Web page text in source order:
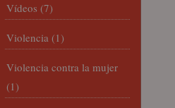
Vídeos (7)
Violencia (1)
Violencia contra la mujer
(1)